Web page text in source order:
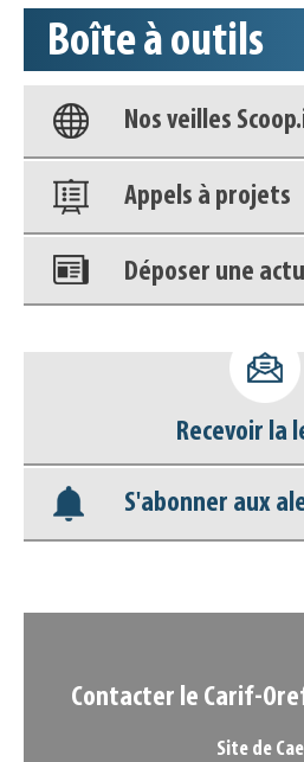
Boîte à outils
Base
Nos veilles
Appels à projets
Déposer une
déconnecter)
Base
Nos veilles
Recevoir la
S'abonner aux
Contacter le Carif-
Site de